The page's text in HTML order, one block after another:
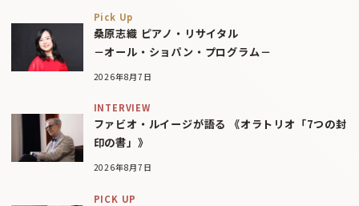
Pick Up
桑原志織 ピアノ・リサイタル
－オール・ショパン・プログラム－
2026年8月7日
INTERVIEW
ファビオ・ルイージが語る 《オラトリオ「7つの封
印の書」》
2026年8月7日
PICK UP